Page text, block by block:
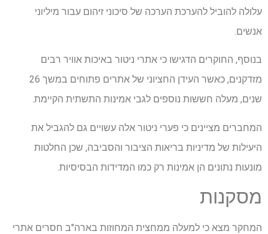
עלולה להוביל להערכת הערכה של סיכוני זיהום עבור מיליוני
אנשים.
בנוסף, החוקרים הדגישו כי אתרי ניטור באיכות אוויר רבים
מזדקנים, כאשר העידן החציוני של אתרים פתוחים במשך 26
שנים, מעלה חששות נוספים לגבי אמינות התשתית הקיימת.
המחברים מציינים כי פערי ניטור אלה עשויים גם להגביל את
היעילות של מדיניות בריאות הציבור והסביבה, שכן החלטות
מונעות נתונים הן אמינות רק כמו המדידות הבסיסיות.
מסקנות
המחקר מצא כי למעלה ממחצית המחוזות בארה"ב חסרים אתרי